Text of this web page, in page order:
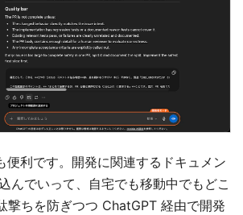
利です。開発に関連するドキュメン
んでいって、自宅でも移動中でもどこ
撃ちを防ぎつつ ChatGPT 経由で開発